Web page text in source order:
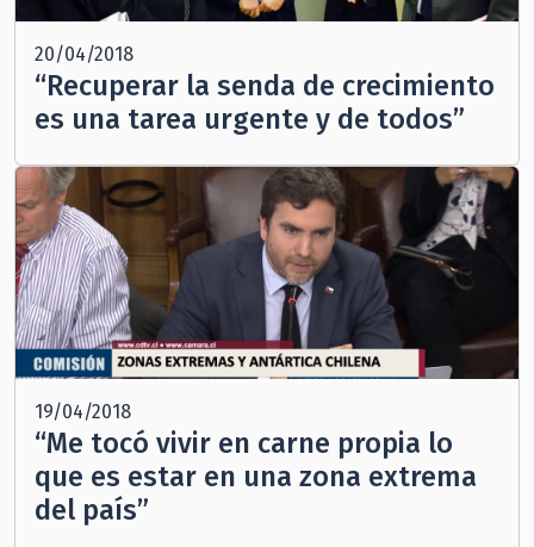
20/04/2018
“Recuperar la senda de crecimiento
es una tarea urgente y de todos”
19/04/2018
“Me tocó vivir en carne propia lo
que es estar en una zona extrema
del país”